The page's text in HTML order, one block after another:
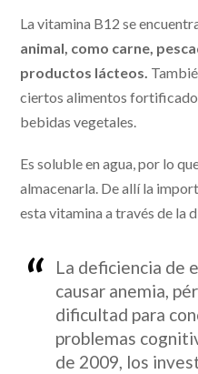
La vitamina B12 se
animal, como carne,
productos lácteos.
ciertos alimentos
bebidas vegetales.
Es soluble en agua, por lo
almacenarla. De allí la
esta vitamina a través de la
La deficiencia de
causar anemia,
dificultad para
problemas
de 2009, los